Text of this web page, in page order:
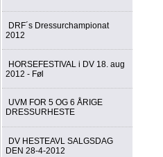
DRF´s Dressurchampionat
2012
HORSEFESTIVAL i DV 18. aug
2012 - Føl
UVM FOR 5 OG 6 ÅRIGE
DRESSURHESTE
DV HESTEAVL SALGSDAG
DEN 28-4-2012